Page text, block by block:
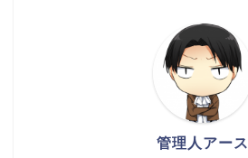
管理人アース